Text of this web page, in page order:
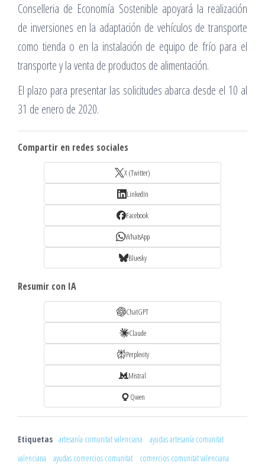
Conselleria de Economía Sostenible apoyará la realización
de inversiones en la adaptación de vehículos de transporte
como tienda o en la instalación de equipo de frío para el
transporte y la venta de productos de alimentación.
El plazo para presentar las solicitudes abarca desde el 10 al
31 de enero de 2020.
Compartir en redes sociales
X (Twitter)
LinkedIn
Facebook
WhatsApp
Bluesky
Resumir con IA
ChatGPT
Claude
Perplexity
Mistral
Qwen
Etiquetas artesanía comunitat valenciana
ayudas artesanía comunitat
valenciana
ayudas comercios comunitat
comercios comunitat valenciana